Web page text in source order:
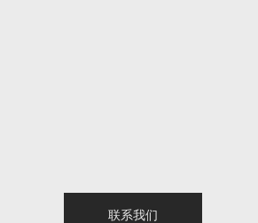
联系我们